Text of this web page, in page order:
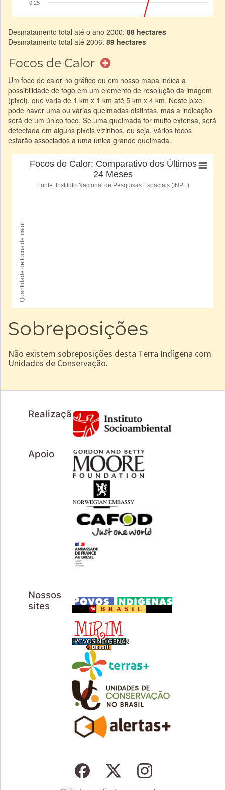
Desmatamento total até o ano 2000: 88 hectares
Desmatamento total até 2006: 89 hectares
Focos de Calor
Um foco de calor no gráfico ou em nosso mapa indica a
possibilidade de fogo em um elemento de resolução da imagem
(pixel), que varia de 1 km x 1 km até 5 km x 4 km. Neste pixel
pode haver uma ou várias queimadas distintas, mas a indicação
será de um único foco. Se uma queimada for muito extensa, será
detectada em alguns pixeis vizinhos, ou seja, vários focos
estarão associados a uma única grande queimada.
Sobreposições
Não existem sobreposições desta Terra Indígena com
Unidades de Conservação.